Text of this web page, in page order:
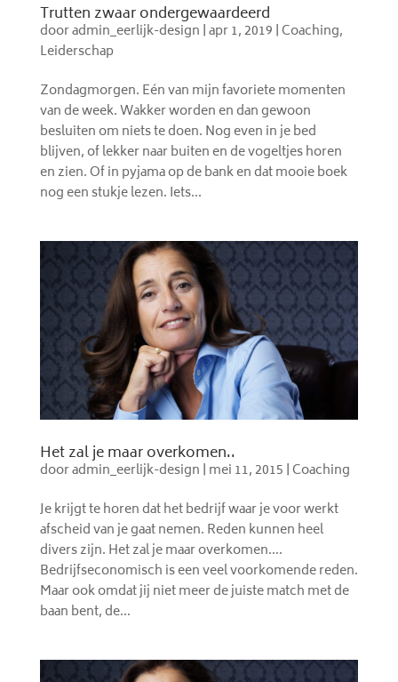
Trutten zwaar ondergewaardeerd
dooradmin_eerlijk-design |apr 1, 2019 |Coaching,
Leiderschap
Zondagmorgen. Eén van mijn favoriete momenten
van de week. Wakker worden en dan gewoon
besluiten om niets te doen. Nog even in je bed
blijven, of lekker naar buiten en de vogeltjes horen
en zien. Of in pyjama op de bank en dat mooie boek
nog een stukje lezen. Iets...
Het zal je maar overkomen..
dooradmin_eerlijk-design | mei 11, 2015 |Coaching
Je krijgt te horen dat het bedrijf waar je voor werkt
afscheid van je gaat nemen. Reden kunnen heel
divers zijn. Het zal je maar overkomen….
Bedrijfseconomisch is een veel voorkomende reden.
Maar ook omdat jij niet meer de juiste match met de
baan bent, de...